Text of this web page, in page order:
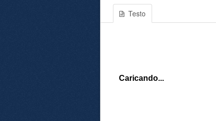
Testo